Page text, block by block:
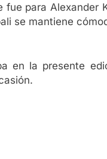
para Alexander
se mantiene
en la presente